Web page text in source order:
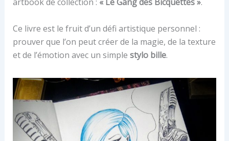
Ce livre est le fruit d’un défi artistique personnel :
prouver que l’on peut créer de la magie, de la texture
et de l’émotion avec un simple stylo bille.